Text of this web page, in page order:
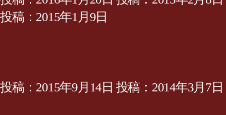
投稿：2015年1月9日
投稿：2015年9月14日 投稿：2014年3月7日